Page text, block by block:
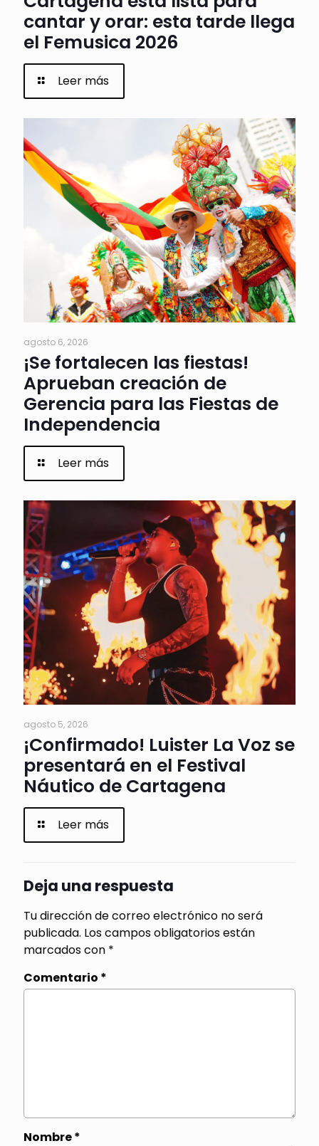
cantar y orar: esta tarde llega
el Femusica 2026
Leer más
agosto 6, 2026
¡Se fortalecen las fiestas!
Aprueban creación de
Gerencia para las Fiestas de
Independencia
Leer más
agosto 5, 2026
¡Confirmado! Luister La Voz se
presentará en el Festival
Náutico de Cartagena
Leer más
Deja una respuesta
Tu dirección de correo electrónico no será
publicada. Los campos obligatorios están
marcados con *
Comentario *
Nombre*